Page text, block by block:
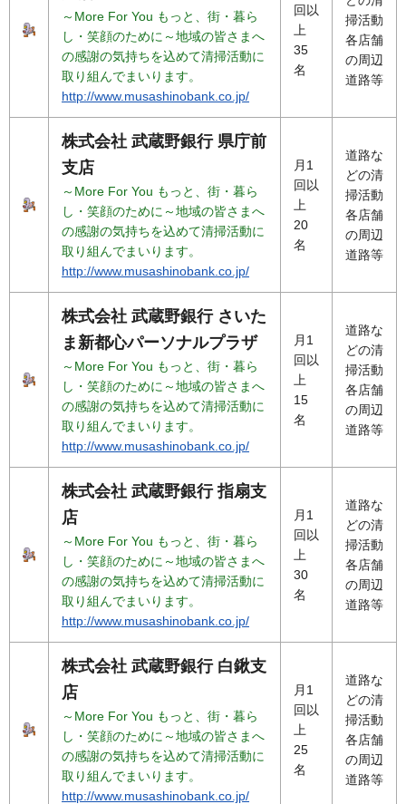
～More For You もっと、街・暮ら
し・笑顔のために～地域の皆さまへ
の感謝の気持ちを込めて清掃活動に
取り組んでまいります。
http://www.musashinobank.co.jp/
回以
上
35
名
掃活動
各店舗
の周辺
道路等
株式会社 武蔵野銀行 県庁前
支店
～More For You もっと、街・暮ら
し・笑顔のために～地域の皆さまへ
の感謝の気持ちを込めて清掃活動に
取り組んでまいります。
http://www.musashinobank.co.jp/
月1
回以
上
20
名
道路な
どの清
掃活動
各店舗
の周辺
道路等
株式会社 武蔵野銀行 さいた
ま新都心パーソナルプラザ
～More For You もっと、街・暮ら
し・笑顔のために～地域の皆さまへ
の感謝の気持ちを込めて清掃活動に
取り組んでまいります。
http://www.musashinobank.co.jp/
月1
回以
上
15
名
道路な
どの清
掃活動
各店舗
の周辺
道路等
株式会社 武蔵野銀行 指扇支
店
～More For You もっと、街・暮ら
し・笑顔のために～地域の皆さまへ
の感謝の気持ちを込めて清掃活動に
取り組んでまいります。
http://www.musashinobank.co.jp/
月1
回以
上
30
名
道路な
どの清
掃活動
各店舗
の周辺
道路等
株式会社 武蔵野銀行 白鍬支
店
～More For You もっと、街・暮ら
し・笑顔のために～地域の皆さまへ
の感謝の気持ちを込めて清掃活動に
取り組んでまいります。
http://www.musashinobank.co.jp/
月1
回以
上
25
名
道路な
どの清
掃活動
各店舗
の周辺
道路等